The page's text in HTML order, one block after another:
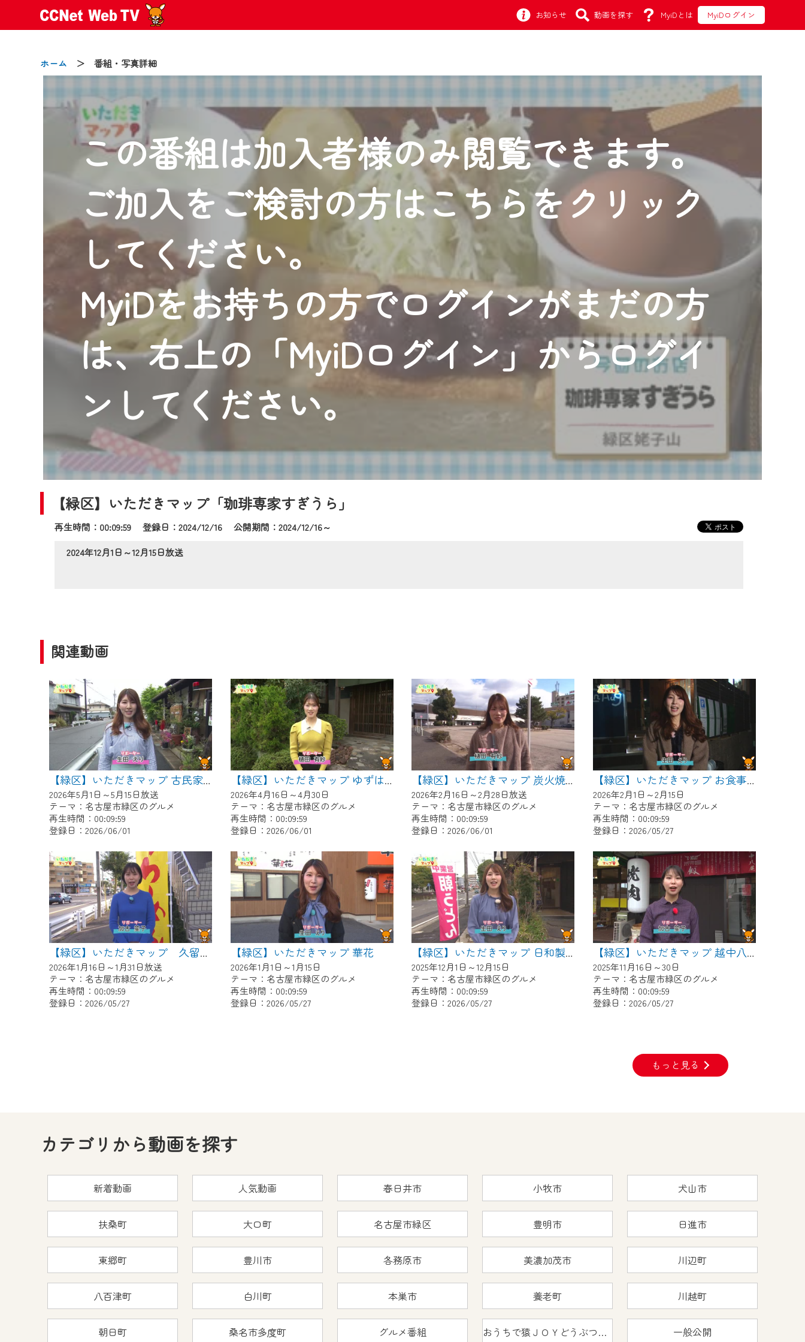
お知らせ 動画を探す MyiDとは MyiDログイン
ホーム ＞ 番組・写真詳細
この番組は加入者様のみ閲覧できます。
ご加入をご検討の方はこちらをクリック
してください。
MyiDをお持ちの方でログインがまだの方
は、右上の「MyiDログイン」からログイ
ンしてください。
【緑区】いただきマップ「珈琲専家すぎうら」
再生時間：00:09:59 登録日：2024/12/16公開期間：2024/12/16～
2024年12月1日～12月15日放送
関連動画
【緑区】いただきマップ 古民家カフェ 和み亭
2026年5月1日～5月15日放送
テーマ：名古屋市緑区のグルメ
再生時間：00:09:59
登録日：2026/06/01
【緑区】いただきマップ ゆずはな庵
2026年4月16日～4月30日
テーマ：名古屋市緑区のグルメ
再生時間：00:09:59
登録日：2026/06/01
【緑区】いただきマップ 炭火焼鳥 とりこ
2026年2月16日～2月28日放送
テーマ：名古屋市緑区のグルメ
再生時間：00:09:59
登録日：2026/06/01
【緑区】いただきマップ お食事処Hug
2026年2月1日～2月15日
テーマ：名古屋市緑区のグルメ
再生時間：00:09:59
登録日：2026/05/27
【緑区】いただきマップ 久留米とんこつラーメン とん八。
2026年1月16日～1月31日放送
テーマ：名古屋市緑区のグルメ
再生時間：00:09:59
登録日：2026/05/27
【緑区】いただきマップ 華花
2026年1月1日～1月15日
テーマ：名古屋市緑区のグルメ
再生時間：00:09:59
登録日：2026/05/27
【緑区】いただきマップ 日和製麺
2025年12月1日～12月15日
テーマ：名古屋市緑区のグルメ
再生時間：00:09:59
登録日：2026/05/27
【緑区】いただきマップ 越中八尾 焼肉三千里 名古屋店
2025年11月16日～30日
テーマ：名古屋市緑区のグルメ
再生時間：00:09:59
登録日：2026/05/27
もっと見る
カテゴリから動画を探す
新着動画 人気動画 春日井市 小牧市 犬山市
扶桑町 大口町 名古屋市緑区 豊明市 日進市
東郷町 豊川市 各務原市 美濃加茂市 川辺町
八百津町 白川町 本巣市 養老町 川越町
朝日町 桑名市多度町 グルメ番組 おうちで猿ＪＯＹどうぶつえん 一般公開
お知らせ
2024/09/02
動画配信サービス『CCNet Web TV』は2024年9月24日からリニューアルします！
【変更点】
◆デザイン変更により、お住まいの地域の動画コンテンツが一目瞭然。
◆当社アプリやＰＣブラウザから、いつでも・どこでも・外出先でも！
CCNetサービスエリア20市町の地域情報番組をご視聴いただけます！
【ご注意】
2024年9月24日からはご加入者様へのサービス向上のため、
『CCNet Web TV』を利用いただくには、一部コンテンツを除き、
CCNetサービスへの加入と『CCNetマイページ※』へのログインが必要となります。
何卒、ご理解ご了承の程よろしくお願いいたします。
※マイページへのログインには、MyIDが必要となります。
※MyIDとは、CCNet Web TVを含むCCNetの各種サービスをご利用頂くためのIDです。
IDはお客様が使っているメールアドレスで設定できます。
（GmailやYahooなどのフリーメールアドレスでも作成可能です）
※マイページへのログイン・MyIDの新規登録はこちら
※CCNetアプリをご利用中の方は引き続きご視聴いただけます。
＜メンテナンス情報＞
CCNetWebTVのリニューアルにともないメンテナンス作業を予定しています。
日時 9/24 9:30～16:30
ご不便をおかけいたしますが、ご了承の程よろしくお願いいたします。